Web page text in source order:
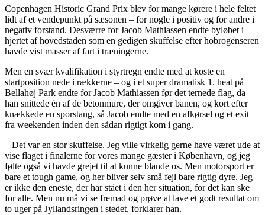
Copenhagen Historic Grand Prix blev for mange kørere i hele feltet
lidt af et vendepunkt på sæsonen – for nogle i positiv og for andre i
negativ forstand. Desværre for Jacob Mathiassen endte byløbet i
hjertet af hovedstaden som en gedigen skuffelse efter hobrogenseren
havde vist masser af fart i træningerne.
Men en svær kvalifikation i styrtregn endte med at koste en
startposition nede i rækkerne – og i et super dramatisk 1. heat på
Bellahøj Park endte for Jacob Mathiassen før det ternede flag, da
han snittede én af de betonmure, der omgiver banen, og kort efter
knækkede en sporstang, så Jacob endte med en afkørsel og et exit
fra weekenden inden den sådan rigtigt kom i gang.
– Det var en stor skuffelse. Jeg ville virkelig gerne have været ude at
vise flaget i finalerne for vores mange gæster i København, og jeg
følte også vi havde grejet til at kunne blande os. Men motorsport er
bare et tough game, og her bliver selv små fejl bare rigtig dyre. Jeg
er ikke den eneste, der har stået i den her situation, for det kan ske
for alle. Men nu må vi se fremad og prøve at lave et godt resultat om
to uger på Jyllandsringen i stedet, forklarer han.